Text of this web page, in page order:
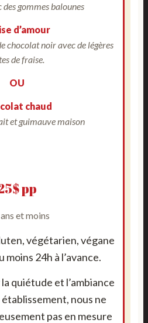
gommes balounes
d’amour
chocolat noir avec de légères
de fraise.
OU
chaud
et guimauve maison
pp
et moins
végétarien, végane
moins 24h à l’avance.
quiétude et l’ambiance
nous ne
pas en mesure